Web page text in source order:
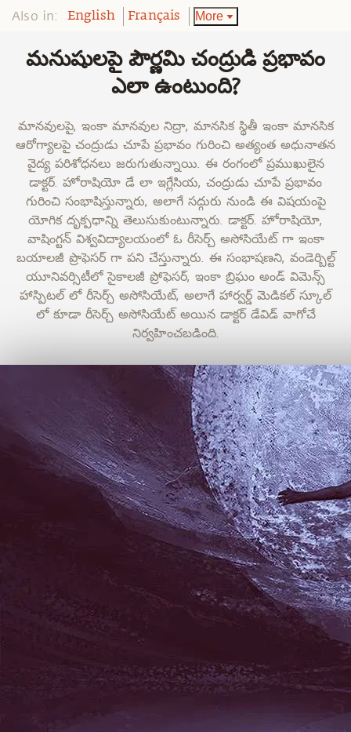
Also in: English Français More
మనుషులపై పౌర్ణమి చంద్రుడి ప్రభావం
ఎలా ఉంటుంది?
మానవులపై, ఇంకా మానవుల నిద్రా, మానసిక స్థితీ ఇంకా మానసిక
ఆరోగ్యాలపై చంద్రుడు చూపే ప్రభావం గురించి అత్యంత అధునాతన
వైద్య పరిశోధనలు జరుగుతున్నాయి. ఈ రంగంలో ప్రముఖులైన
డాక్టర్. హోరాషియో డే లా ఇగ్లేసియ, చంద్రుడు చూపే ప్రభావం
గురించి సంభాషిస్తున్నారు, అలాగే సద్గురు నుండి ఈ విషయంపై
యోగిక దృక్పధాన్ని తెలుసుకుంటున్నారు. డాక్టర్. హోరాషియో,
వాషింగ్టన్ విశ్వవిద్యాలయంలో ఓ రీసెర్చ్ అసోసియేట్ గా ఇంకా
బయాలజీ ప్రొఫెసర్ గా పని చేస్తున్నారు. ఈ సంభాషణని, వండెర్బిల్ట్
యూనివర్సిటీలో సైకాలజీ ప్రోఫెసర్, ఇంకా బ్రిఘం అండ్ విమెన్స్
హాస్పిటల్ లో రీసెర్చ్ అసోసియేట్, అలాగే హార్వర్డ్ మెడికల్ స్కూల్
లో కూడా రీసెర్చ్ అసోసియేట్ అయిన డాక్టర్ డేవిడ్ వాగోచే
నిర్వహించబడింది.